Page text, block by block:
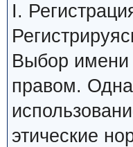
I.
Выбор имени
правом.
этические